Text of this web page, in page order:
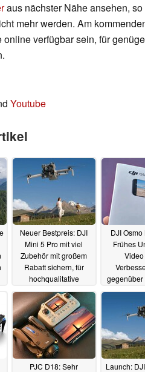
aus nächster Nähe ansehen,
mehr werden. Am
online verfügbar sein, für
Youtube
Neuer Bestpreis: DJI
Mini 5 Pro mit viel
Zubehör mit großem
Rabatt sichern, für
hochqualitative
Aufnahmen mit
Hinderniserkennung
23.11.2025
DJI
Frühes
gegenüber
Mobile 7
PJC D18: Sehr
Launch: